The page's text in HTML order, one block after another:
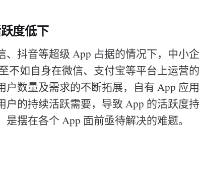
度低下
、抖音等超级 App 占据的情况下，中小企
不如自身在微信、支付宝等平台上运营的
数量及需求的不断拓展，自有 App 应用
的持续活跃需要，导致 App 的活跃度持
摆在各个 App 面前亟待解决的难题。